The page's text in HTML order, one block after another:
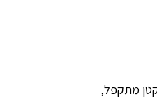
מתקפל,